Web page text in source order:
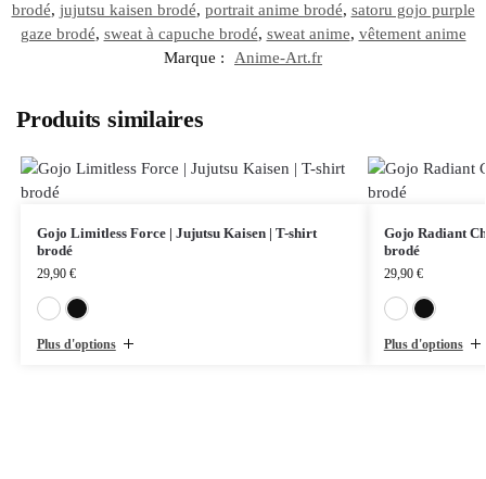
brodé, jujutsu kaisen brodé, portrait anime brodé, satoru gojo purple
gaze brodé, sweat à capuche brodé, sweat anime, vêtement anime
Marque :
Anime-Art.fr
Produits similaires
Gojo Limitless Force | Jujutsu Kaisen | T-shirt
brodé
29,90 €
Plus d'options
Gojo Radiant
brodé
29,90 €
Plus d'options